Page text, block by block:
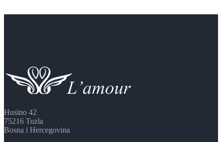
Husino 42
75216 Tuzla
Bosna i Hercegovina